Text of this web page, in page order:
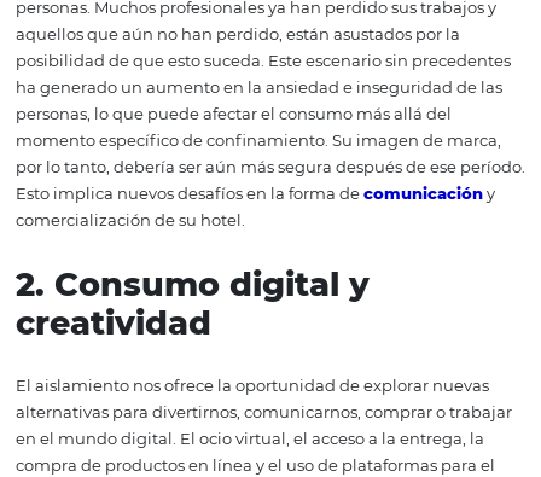
consumo durante y después de este período:
1. Incertidumbre y
de seguridad
La crisis económica provocó una recesión en el
personas. Muchos profesionales ya han perdido sus
aquellos que aún no han perdido, están asustados por la
posibilidad de que esto suceda. Este escenario sin
personas, lo que puede afectar el consumo más allá del
momento específico de confinamiento. Su imagen de
por lo tanto, debería ser aún más segura después de